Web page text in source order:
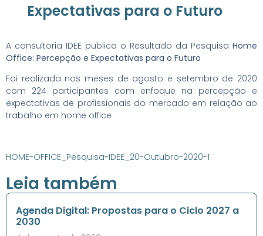
Expectativas para o Futuro
A consultoria IDEE publica o Resultado da Pesquisa Home
Office: Percepção e Expectativas para o Futuro
Foi realizada nos meses de agosto e setembro de 2020
com 224 participantes com enfoque na percepção e
expectativas de profissionais do mercado em relação ao
trabalho em home office
HOME-OFFICE_Pesquisa-IDEE_20-Outubro-2020-1
Leia também
Agenda Digital: Propostas para o Ciclo 2027 a
2030